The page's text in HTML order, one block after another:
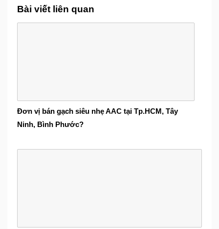
Bài viết liên quan
Đơn vị bán gạch siêu nhẹ AAC tại Tp.HCM, Tây
Ninh, Bình Phước?